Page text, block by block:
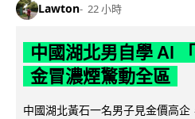
Lawton 22 小時
中國湖北男自學 AI
金冒濃煙驚動全區
中國湖北黃石一名男子見金價高